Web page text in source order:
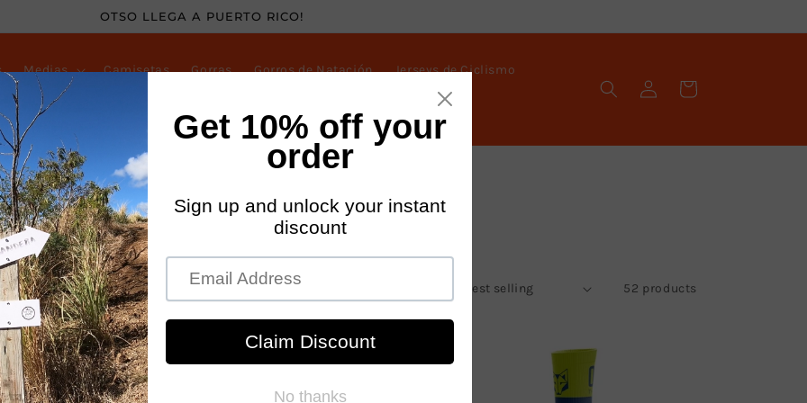
OTSO LLEGA A PUERTO RICO!
Medias Camisetas Gorras Gorros de Natación Jerseys de Ciclismo
Log
in
Cart
52 products